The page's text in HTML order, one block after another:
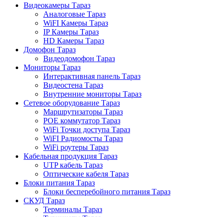
Видеокамеры Тараз
Аналоговые Тараз
WiFI Камеры Тараз
IP Камеры Тараз
HD Камеры Тараз
Домофон Тараз
Видеодомофон Тараз
Мониторы Тараз
Интерактивная панель Тараз
Видеостена Тараз
Внутренние мониторы Тараз
Сетевое оборудование Тараз
Маршрутизаторы Тараз
POE коммутатор Тараз
WiFi Точки доступа Тараз
WiFI Радиомосты Тараз
WiFi роутеры Тараз
Кабельная продукция Тараз
UTP кабель Тараз
Оптические кабеля Тараз
Блоки питания Тараз
Блоки бесперебойного питания Тараз
СКУД Тараз
Терминалы Тараз